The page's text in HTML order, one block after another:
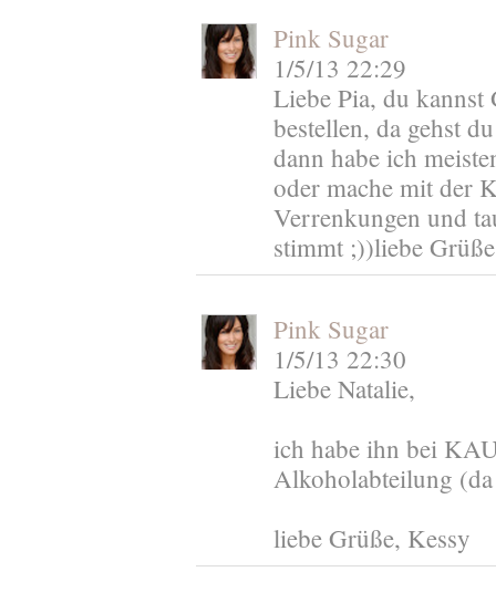
Pink Sugar
1/5/13 22:29
Liebe Pia, du kannst
bestellen, da gehst
dann habe ich
oder mache mit der
Verrenkungen und
stimmt ;))liebe Grüße
Pink Sugar
1/5/13 22:30
Liebe Natalie,
ich habe ihn bei
Alkoholabteilung
liebe Grüße, Kessy